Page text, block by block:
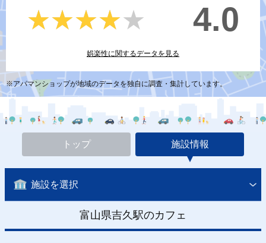
★★★★★
★★★★★ 4.0
娯楽性に関するデータを見る
※アパマンショップが地域のデータを独自に調査・集計しています。
トップ 施設情報
施設を選択
富山県吉久駅のカフェ